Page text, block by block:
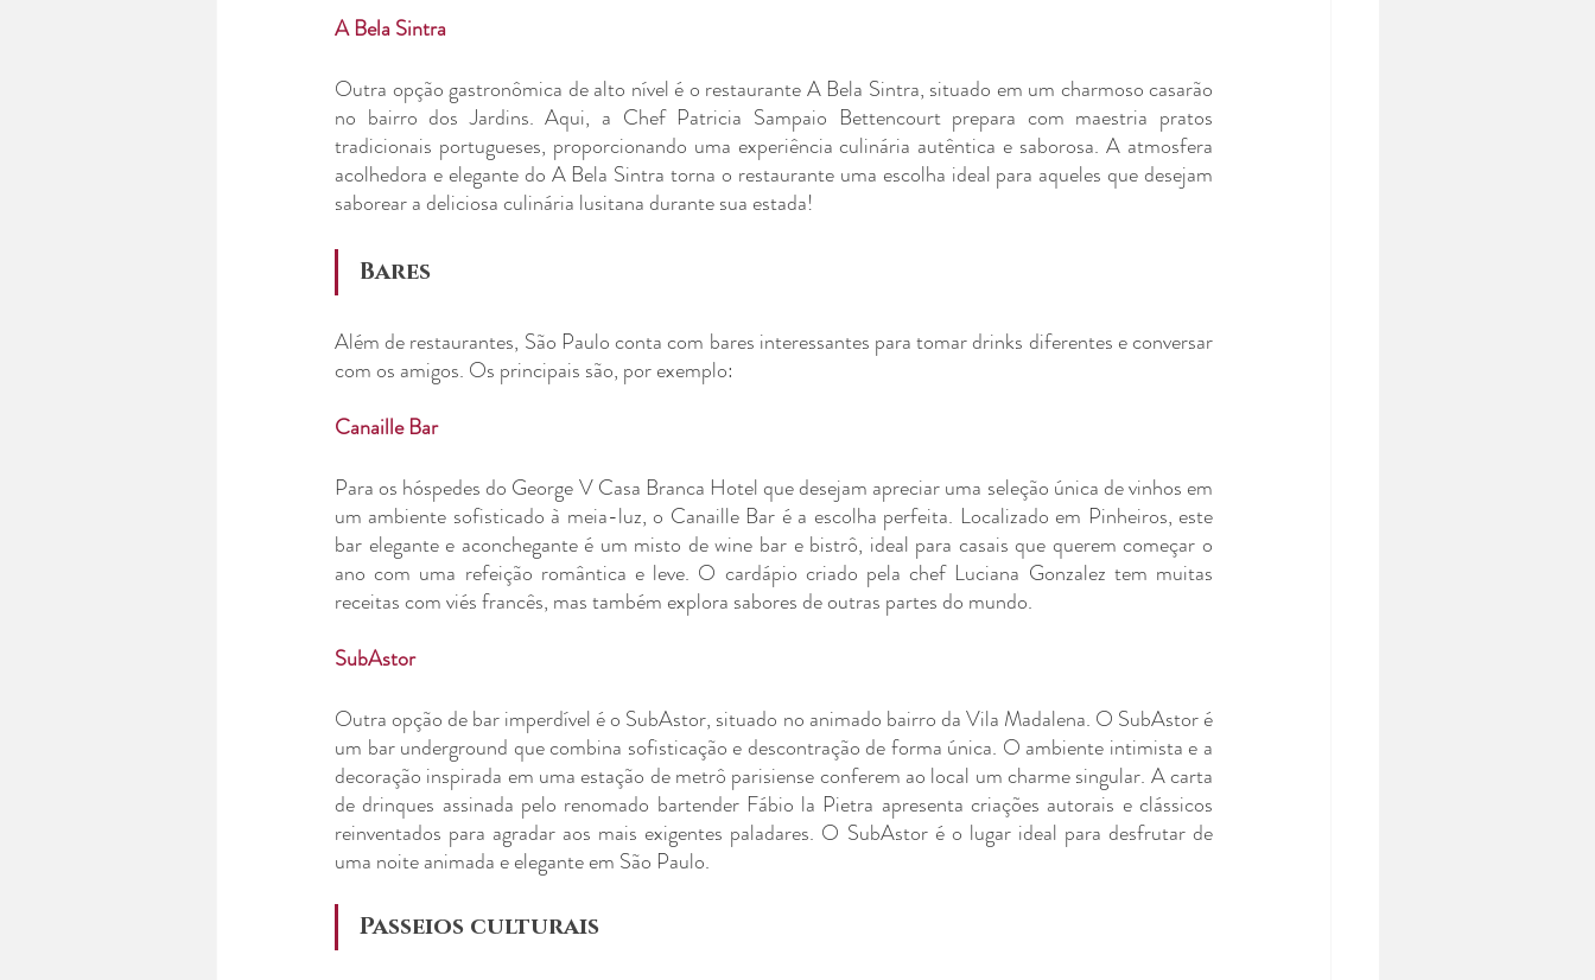
A Bela Sintra
Outra opção gastronômica de alto nível é o restaurante A Bela Sintra, situado em um charmoso casarão
no bairro dos Jardins. Aqui, a Chef Patricia Sampaio Bettencourt prepara com maestria pratos
tradicionais portugueses, proporcionando uma experiência culinária autêntica e saborosa. A atmosfera
acolhedora e elegante do A Bela Sintra torna o restaurante uma escolha ideal para aqueles que desejam
saborear a deliciosa culinária lusitana durante sua estada!
Bares
Além de restaurantes, São Paulo conta com bares interessantes para tomar drinks diferentes e conversar
com os amigos. Os principais são, por exemplo:
Canaille Bar
Para os hóspedes do George V Casa Branca Hotel que desejam apreciar uma seleção única de vinhos em
um ambiente sofisticado à meia-luz, o Canaille Bar é a escolha perfeita. Localizado em Pinheiros, este
bar elegante e aconchegante é um misto de wine bar e bistrô, ideal para casais que querem começar o
ano com uma refeição romântica e leve. O cardápio criado pela chef Luciana Gonzalez tem muitas
receitas com viés francês, mas também explora sabores de outras partes do mundo.
SubAstor
Outra opção de bar imperdível é o SubAstor, situado no animado bairro da Vila Madalena. O SubAstor é
um bar underground que combina sofisticação e descontração de forma única. O ambiente intimista e a
decoração inspirada em uma estação de metrô parisiense conferem ao local um charme singular. A carta
de drinques assinada pelo renomado bartender Fábio la Pietra apresenta criações autorais e clássicos
reinventados para agradar aos mais exigentes paladares. O SubAstor é o lugar ideal para desfrutar de
uma noite animada e elegante em São Paulo.
Passeios culturais